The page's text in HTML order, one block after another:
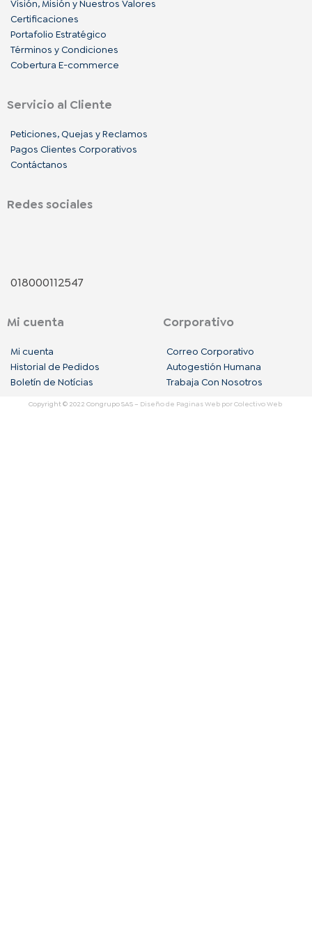
Visión, Misión y Nuestros Valores
Certificaciones
Portafolio Estratégico
Términos y Condiciones
Cobertura E-commerce
Servicio al Cliente
Peticiones, Quejas y Reclamos
Pagos Clientes Corporativos
Contáctanos
Redes sociales
a
c
e
b
n
s
t
a
g
i
n
k
e
d
018000112547
Mi cuenta
Mi cuenta
Historial de Pedidos
Boletín de Notícias
Corporativo
Correo Corporativo
Autogestión Humana
Trabaja Con Nosotros
Copyright © 2022 Congrupo SAS – Diseño de Paginas Web por Colectivo Web